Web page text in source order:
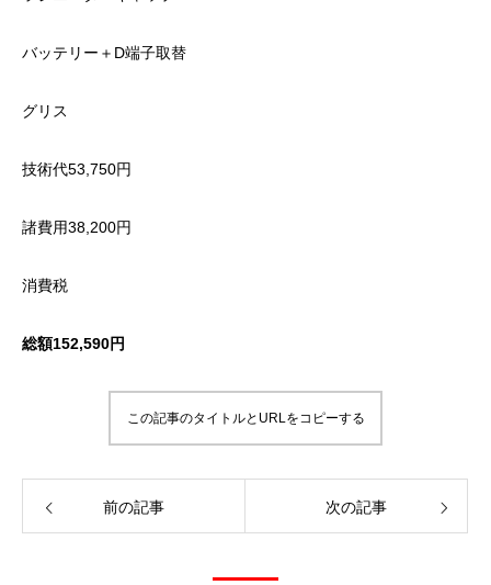
バッテリー＋D端子取替
グリス
技術代53,750円
諸費用38,200円
消費税
総額152,590円
この記事のタイトルとURLをコピーする
前の記事 次の記事